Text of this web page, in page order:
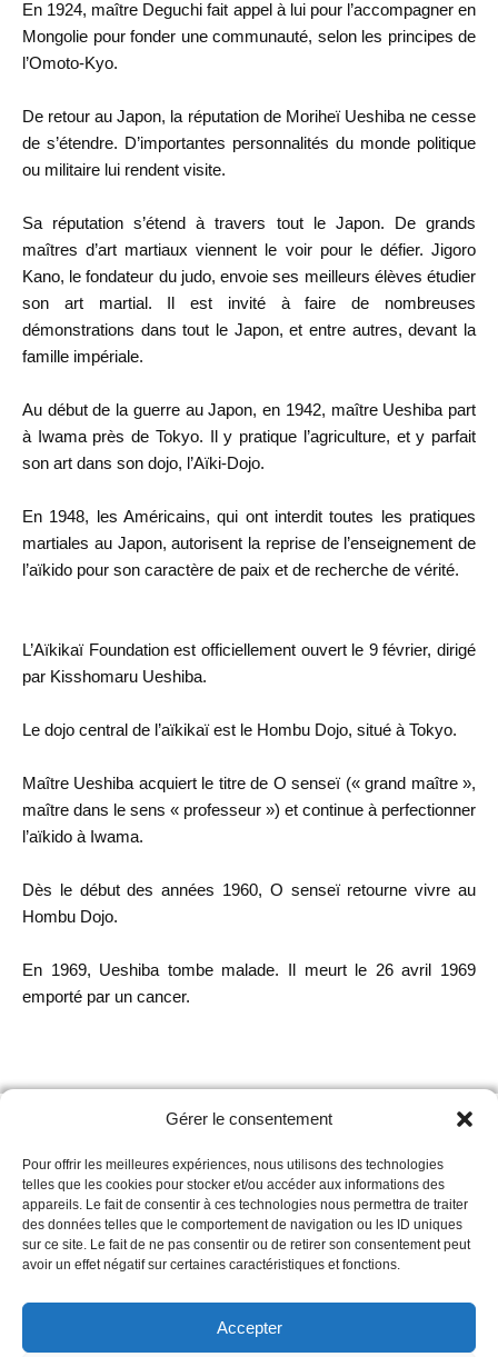
Gérer le consentement
Pour offrir les meilleures expériences, nous utilisons des technologies
telles que les cookies pour stocker et/ou accéder aux informations des
appareils. Le fait de consentir à ces technologies nous permettra de traiter
des données telles que le comportement de navigation ou les ID uniques
sur ce site. Le fait de ne pas consentir ou de retirer son consentement peut
avoir un effet négatif sur certaines caractéristiques et fonctions.
Accepter
En 1924, maître Deguchi fait appel à lui pour l’accompagner en
Mongolie pour fonder une communauté, selon les principes de
l’Omoto-Kyo.
De retour au Japon, la réputation de Moriheï Ueshiba ne cesse
de s’étendre. D’importantes personnalités du monde politique
ou militaire lui rendent visite.
Sa réputation s’étend à travers tout le Japon. De grands
maîtres d’art martiaux viennent le voir pour le défier. Jigoro
Kano, le fondateur du judo, envoie ses meilleurs élèves étudier
son art martial. Il est invité à faire de nombreuses
démonstrations dans tout le Japon, et entre autres,devant la
famille impériale.
Au début de la guerre au Japon, en 1942, maître Ueshiba part
à Iwama près de Tokyo. Il y pratique l’agriculture, et y parfait
son art dans son dojo, l’Aïki-Dojo.
En 1948, les Américains, qui ont interdit toutes les pratiques
martiales au Japon, autorisent la reprise de l’enseignement de
l’aïkido pour son caractère de paix et de recherche de vérité.
L’Aïkikaï Foundationest officiellement ouvert le 9 février, dirigé
par Kisshomaru Ueshiba.
Le dojo central de l’aïkikaï est le Hombu Dojo, situé à Tokyo.
Maître Ueshiba acquiert le titre de O senseï(« grand maître »,
maître dans le sens « professeur ») et continue à perfectionner
l’aïkido à Iwama.
Dès le début des années 1960, O senseï retourne vivre au
Hombu Dojo.
En 1969, Ueshiba tombe malade. Il meurt le 26 avril 1969
emporté par un cancer.
Aïkido Guilersvous invite à découvrir l’
Guilers , dans le Finistère
. Rejoignez notre dojo convivial pour
un cours d’essai et développez votre pratique.
Liens utiles